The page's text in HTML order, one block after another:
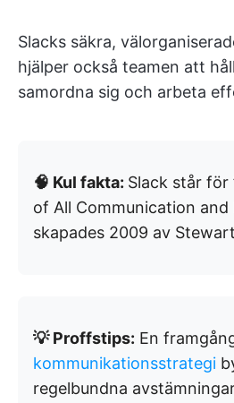
Slacks säkra,
hjälper också teamen att
samordna sig och arbeta
🧠 Kul fakta: Slack står för
of All Communication and
skapades 2009 av
💡 Proffstips: En
kommunikationsstrategi
regelbundna